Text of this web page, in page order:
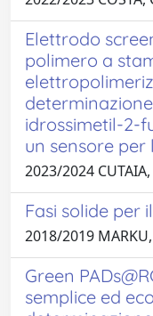
Elettrodo
polimero a
idrossimetil-2-
un sensore per
2023/2024 CUTAIA,
Fasi solide per
2018/2019
Green
semplice ed